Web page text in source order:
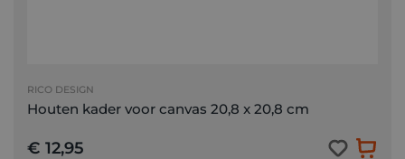
RICO DESIGN
Houten kader voor canvas 20,8 x 20,8 cm
€ 12,95